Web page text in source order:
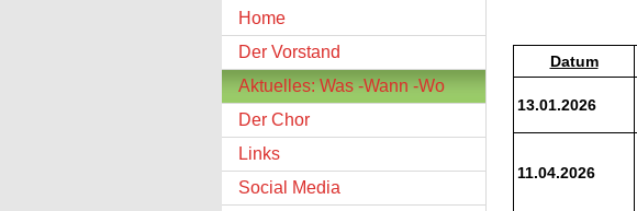
Home
Der Vorstand
Aktuelles: Was -Wann -Wo
Der Chor
Links
Social Media
Datum
13.01.2026
11.04.2026